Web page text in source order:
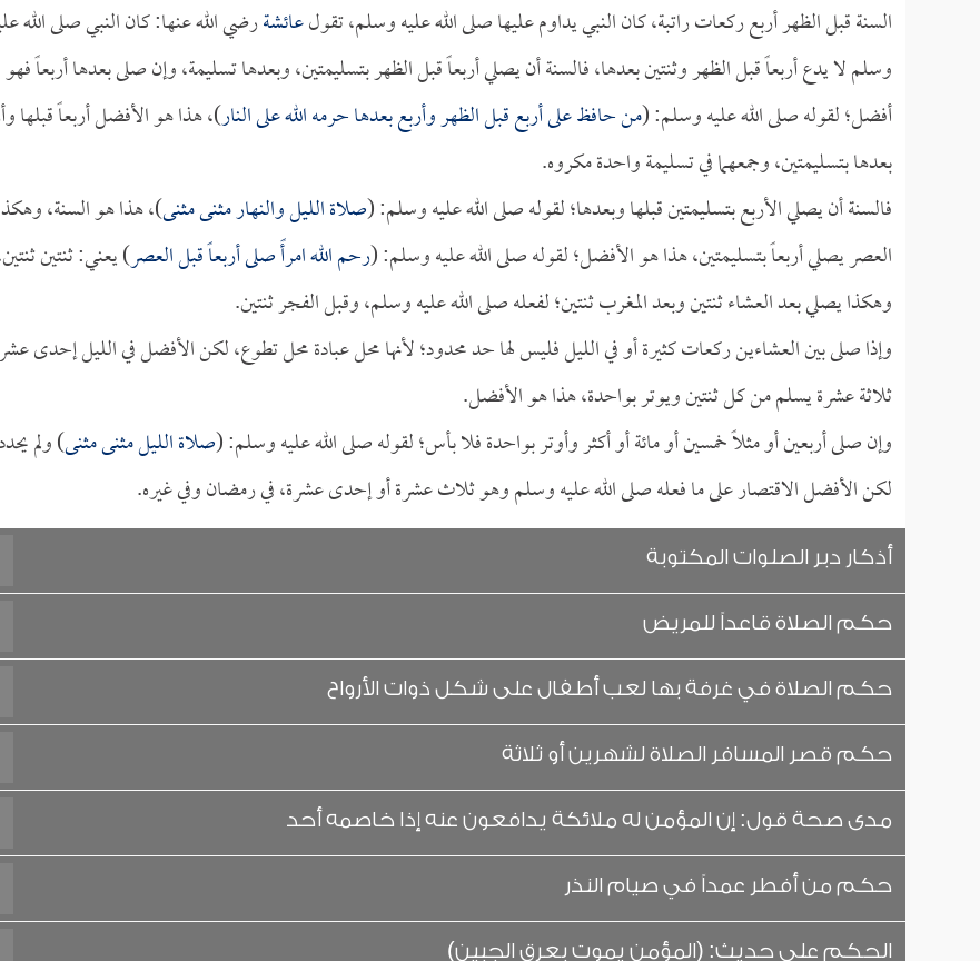
السنة قبل الظهر أربع ركعات راتبة، كان النبي يداوم عليها صلى الله عليه وسلم، تقولعائشةرضي الله عنها: كان النبي صلى الله
وسلم لا يدع أربعاً قبل الظهر وثنتين بعدها، فالسنة أن يصلي أربعاً قبل الظهر بتسليمتين، وبعدها تسليمة، وإن صلى بعدها أربعاً فهو
أفضل؛ لقوله صلى الله عليه وسلم: (من حافظ على أربع قبل الظهر وأربع بعدها حرمه الله على النار)، هذا هو الأفضل أربعاً قبلها
بعدها بتسليمتين، وجمعهما في تسليمة واحدة مكروه.
فالسنة أن يصلي الأربع بتسليمتين قبلها وبعدها؛ لقوله صلى الله عليه وسلم: (صلاة الليل والنهار مثنى مثنى)، هذا هو السنة،
العصر يصلي أربعاً بتسليمتين، هذا هو الأفضل؛ لقوله صلى الله عليه وسلم: (رحم الله امرأً صلى أربعاً قبل العصر) يعني: ثنتين
وهكذا يصلي بعد العشاء ثنتين وبعد المغرب ثنتين؛ لفعله صلى الله عليه وسلم، وقبل الفجر ثنتين.
وإذا صلى بين العشاءين ركعات كثيرة أو في الليل فليس لها حد محدود؛ لأنها محل عبادة محل تطوع، لكن الأفضل في الليل إحدى
ثلاثة عشرة يسلم من كل ثنتين ويوتر بواحدة، هذا هو الأفضل.
وإن صلى أربعين أو مثلاً خمسين أو مائة أو أكثر وأوتر بواحدة فلا بأس؛ لقوله صلى الله عليه وسلم: (صلاة الليل مثنى مثنى) ولم
لكن الأفضل الاقتصار على ما فعله صلى الله عليه وسلم وهو ثلاث عشرة أو إحدى عشرة، في رمضان وفي غيره.
أذكار دبر الصلوات المكتوبة
حكم الصلاة قاعداً للمريض
حكم الصلاة في غرفة بها لعب أطفال على شكل ذوات الأرواح
حكم قصر المسافر الصلاة لشهرين أو ثلاثة
مدى صحة قول: إن المؤمن له ملائكة يدافعون عنه إذا خاصمه أحد
حكم من أفطر عمداً في صيام النذر
الحكم على حديث: (المؤمن يموت بعرق الجبين)